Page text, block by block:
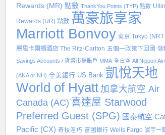
Rewards (MR) 點數 ThankYou Points (TYP) 點數
Rewards (UR) 點數 萬豪旅享家
Marriott Bonvoy 東京 Tokyo
麗思卡爾頓酒店 The Ritz-Carlton 五個一政策下回國 儲
Savings Accounts / 貨幣市場賬戶 MMA 全日空 All Nippon
(ANA or NH) 全美銀行 US Bank 凱悅天地
World of Hyatt 加拿大航空 Air
Canada (AC) 喜達屋 Starwood
Preferred Guest (SPG) 國泰航空
Pacific (CX) 奇技淫巧 富國銀行 Wells Fargo 寰宇一